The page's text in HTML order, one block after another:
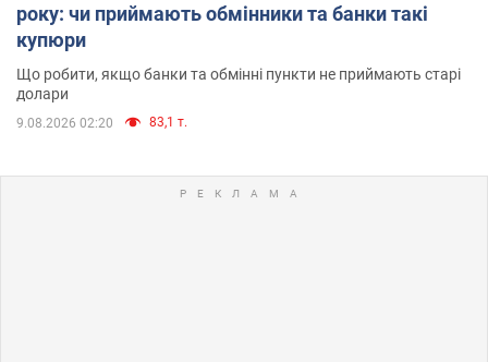
року: чи приймають обмінники та банки такі
купюри
Що робити, якщо банки та обмінні пункти не приймають старі
долари
9.08.2026 02:20 83,1 т.